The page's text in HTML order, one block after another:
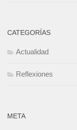
CATEGORÍAS
Actualidad
Reflexiones
META